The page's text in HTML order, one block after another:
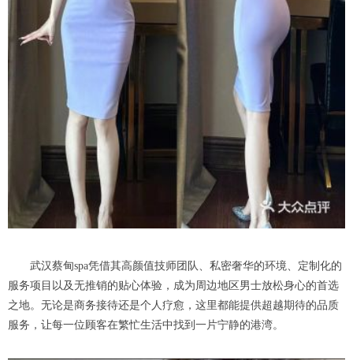
武汉蔡甸spa凭借其高颜值技师团队、私密奢华的环境、定制化的
服务项目以及无推销的贴心体验，成为周边地区男士放松身心的首选
之地。无论是商务接待还是个人疗愈，这里都能提供超越期待的品质
服务，让每一位顾客在繁忙生活中找到一片宁静的港湾。